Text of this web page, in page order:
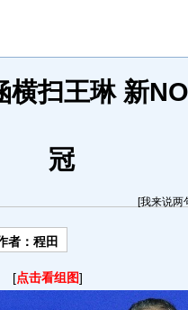
横扫王琳 新
冠
[我来说两
者：程田
[点击看组图]